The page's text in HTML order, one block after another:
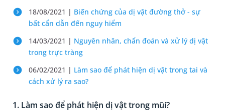
18/08/2021 | Biến chứng của dị vật đường thở - sự
bất cẩn dẫn đến nguy hiểm
14/03/2021 | Nguyên nhân, chẩn đoán và xử lý dị vật
trong trực tràng
06/02/2021 | Làm sao để phát hiện dị vật trong tai và
cách xử lý ra sao?
1. Làm sao để phát hiện dị vật trong mũi?